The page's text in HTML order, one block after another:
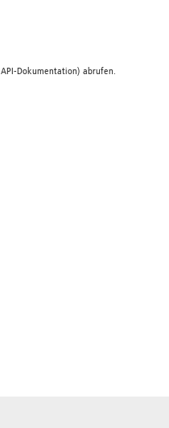
API-Dokumentation) abrufen.